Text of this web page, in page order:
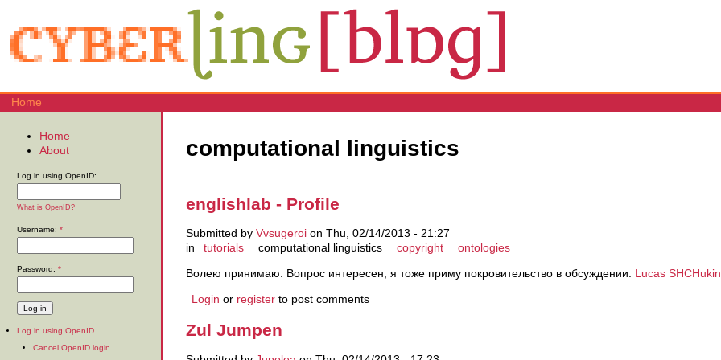
Home
computational linguistics
englishlab - Profile
Submitted by Vvsugeroi on Thu, 02/14/2013 - 21:27
in
tutorials computational linguistics copyright
ontologies
Волею принимаю. Вопрос интересен, я тоже приму покровительство в обсуждении. Lucas SHCHukin
Login or register to post comments
Zul Jumpen
Home
About
Log in using OpenID:
What is OpenID?
Username: *
Password: *
Log in using OpenID
Cancel OpenID login